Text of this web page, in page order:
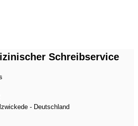
Schreibservice
- Deutschland